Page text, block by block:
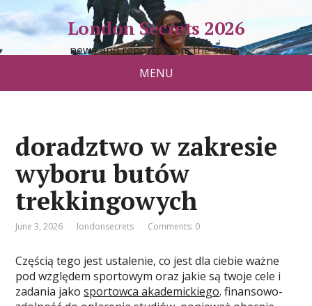
London Secrets 2026
news and reports from the scene
MENU
doradztwo w zakresie
wyboru butów
trekkingowych
June 3, 2026 londonsecrets Comments: 0
Częścią tego jest ustalenie, co jest dla ciebie ważne
pod względem sportowym oraz jakie są twoje cele i
zadania jakosportowca akademickiego. finansowo-